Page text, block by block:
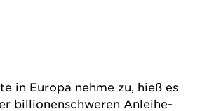
in Europa nehme zu, hieß es
billionenschweren Anleihe-